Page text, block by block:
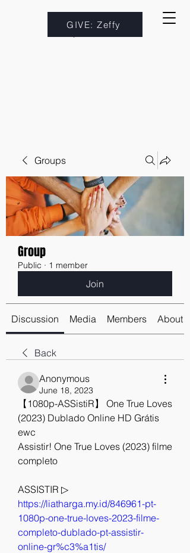
GIVE: Zeffy
Groups
Group
Public · 1 member
Join
Discussion Media Members About
Back
Anonymous
June 18, 2023
【1080p-ASSistiR】 One True Loves
(2023) Dublado Online HD Grátis
ewc
Assistir! One True Loves (2023) filme
completo
https://liatharga.my.id/846961-pt-
1080p-one-true-loves-2023-filme-
completo-dublado-pt-assistir-
online-gr%c3%a1tis/